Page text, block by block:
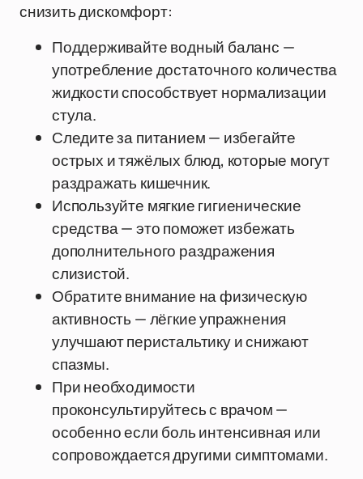
снизить дискомфорт:
Поддерживайте водный баланс —
употребление достаточного количества
жидкости способствует нормализации
стула.
Следите за питанием — избегайте
острых и тяжёлых блюд, которые могут
раздражать кишечник.
Используйте мягкие гигиенические
средства — это поможет избежать
дополнительного раздражения
слизистой.
Обратите внимание на физическую
активность — лёгкие упражнения
улучшают перистальтику и снижают
спазмы.
При необходимости
проконсультируйтесь с врачом —
особенно если боль интенсивная или
сопровождается другими симптомами.